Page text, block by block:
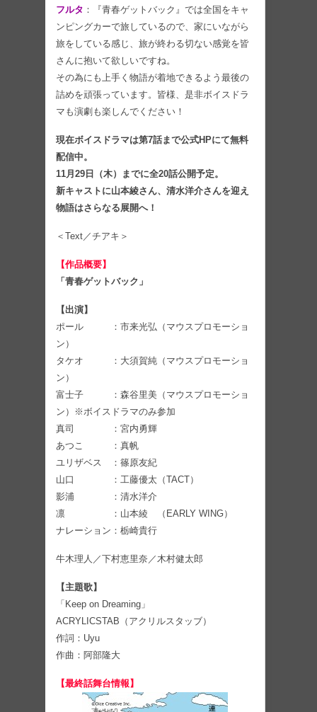
フルタ ：『青春ゲットバック』では全国をキャ
ンピングカーで旅しているので、家にいながら
旅をしている感じ、旅が終わる切ない感覚を皆
さんに抱いて欲しいですね。
その為にも上手く物語が着地できるよう最後の
詰めを頑張っています。皆様、是非ボイスドラ
マも演劇も楽しんでください！
現在ボイスドラマは第7話まで公式HPにて無料
配信中。
11月29日（木）までに全20話公開予定。
新キャストに山本綾さん、清水洋介さんを迎え
物語はさらなる展開へ！
＜Text／チアキ＞
【作品概要】
「青春ゲットバック」
【出演】
ポール ：市来光弘（マウスプロモーショ
ン）
タケオ ：大須賀純（マウスプロモーショ
ン）
富士子 ：森谷里美（マウスプロモーショ
ン）※ボイスドラマのみ参加
真司 ：宮内勇輝
あつこ ：真帆
ユリザベス ：篠原友紀
山口 ：工藤優太（TACT）
影浦 ：清水洋介
凛 ：山本綾 （EARLY WING）
ナレーション：栃崎貴行
牛木理人／下村恵里奈／木村健太郎
【主題歌】
「Keep on Dreaming」
ACRYLICSTAB（アクリルスタッブ）
作詞：Uyu
作曲：阿部隆大
【最終話舞台情報】